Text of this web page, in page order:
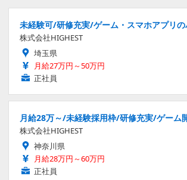
未経験可/研修充実/ゲーム・スマホアプリの
株式会社HIGHEST
埼玉県
月給27万円～50万円
正社員
月給28万～/未経験採用枠/研修充実/ゲーム
株式会社HIGHEST
神奈川県
月給28万円～60万円
正社員